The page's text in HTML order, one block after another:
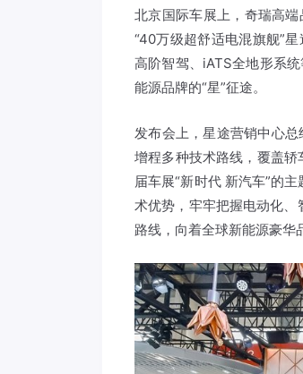
北京国际车展上，奇瑞高端
“40万级超舒适电混旗舰”
高阶智驾、iATS全地形系
能源品牌的“星”征途。
发布会上，星途营销中心
增程多种技术路线，覆盖
届车展“新时代 新汽车”的
术优势，牢牢把握电动化、
路线，向着全球新能源豪华